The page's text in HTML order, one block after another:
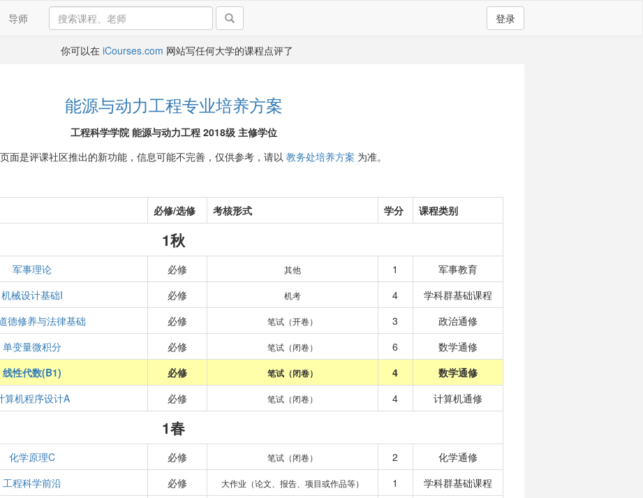
导师 登录
你可以在 iCourses.com 网站写任何大学的课程点评了
能源与动力工程专业培养方案
工程科学学院 能源与动力工程 2018级 主修学位
面是评课社区推出的新功能，信息可能不完善，仅供参考，请以 教务处培养方案 为准。
必修/选修 考核形式 学分 课程类别
1秋
军事理论 必修 其他 1
军事教育
机械设计基础I 必修 机考 4
学科群基础课程
德修养与法律基础 必修 笔试（开卷） 3
政治通修
单变量微积分 必修 笔试（闭卷） 6
数学通修
线性代数(B1) 必修 笔试（闭卷） 4
数学通修
算机程序设计A 必修 笔试（闭卷） 4 计算机通修
1春
化学原理C 必修 笔试（闭卷） 2
化学通修
工程科学前沿 必修 大作业（论文、报告、项目或作品等） 1
学科群基础课程